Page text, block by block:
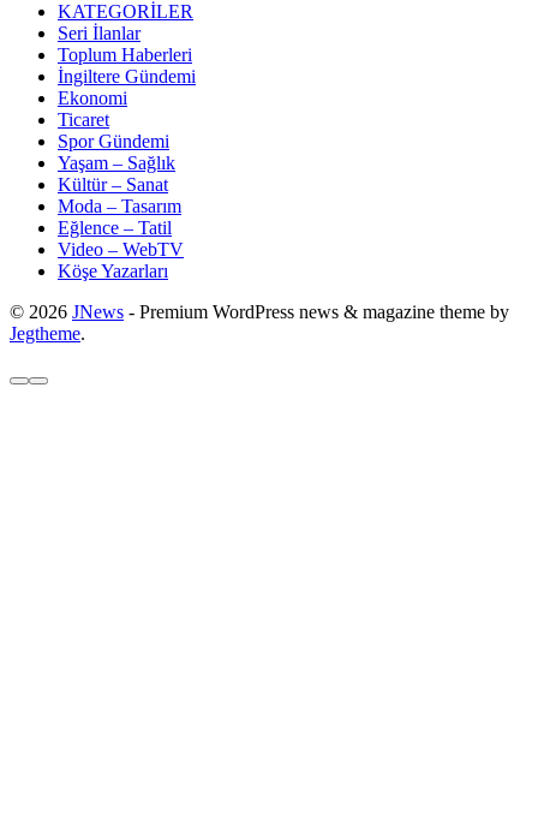
KATEGORİLER
Seri İlanlar
Toplum Haberleri
İngiltere Gündemi
Ekonomi
Ticaret
Spor Gündemi
Yaşam – Sağlık
Kültür – Sanat
Moda – Tasarım
Eğlence – Tatil
Video – WebTV
Köşe Yazarları
© 2026 JNews - Premium WordPress news & magazine theme by
Jegtheme.